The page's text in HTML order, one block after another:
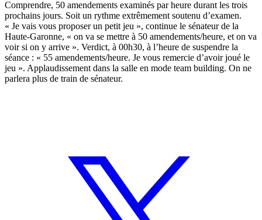
Comprendre, 50 amendements examinés par heure durant les trois
prochains jours. Soit un rythme extrêmement soutenu d’examen.
« Je vais vous proposer un petit jeu », continue le sénateur de la
Haute-Garonne, « on va se mettre à 50 amendements/heure, et on va
voir si on y arrive ». Verdict, à 00h30, à l’heure de suspendre la
séance : « 55 amendements/heure. Je vous remercie d’avoir joué le
jeu ». Applaudissement dans la salle en mode team building. On ne
parlera plus de train de sénateur.